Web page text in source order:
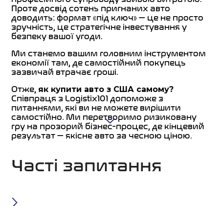
Проте досвід сотень пригнаних авто
доводить: формат «під ключ» — це не просто
зручність, це стратегічне інвестування у
безпеку вашої угоди.
Ми станемо вашим головним інструментом
економії там, де самостійний покупець
зазвичай втрачає гроші.
Отже, як купити авто з США самому?
Співпраця з Logistix101 допоможе з
питаннями, які ви не можете вирішити
самостійно. Ми перетворимо ризиковану
гру на прозорий бізнес-процес, де кінцевий
результат — якісне авто за чесною ціною.
Часті запитання